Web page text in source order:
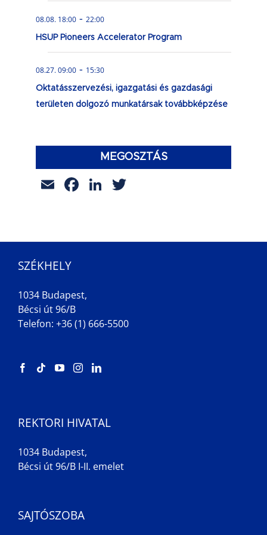
08.08. 18:00 - 22:00
HSUP Pioneers Accelerator Program
08.27. 09:00 - 15:30
Oktatásszervezési, igazgatási és gazdasági
területen dolgozó munkatársak továbbképzése
MEGOSZTÁS
EmailFacebook
LinkedIn
SZÉKHELY
1034 Budapest,
Bécsi út 96/B
Telefon: +36 (1) 666-5500
REKTORI HIVATAL
1034 Budapest,
Bécsi út 96/B I-II. emelet
SAJTÓSZOBA